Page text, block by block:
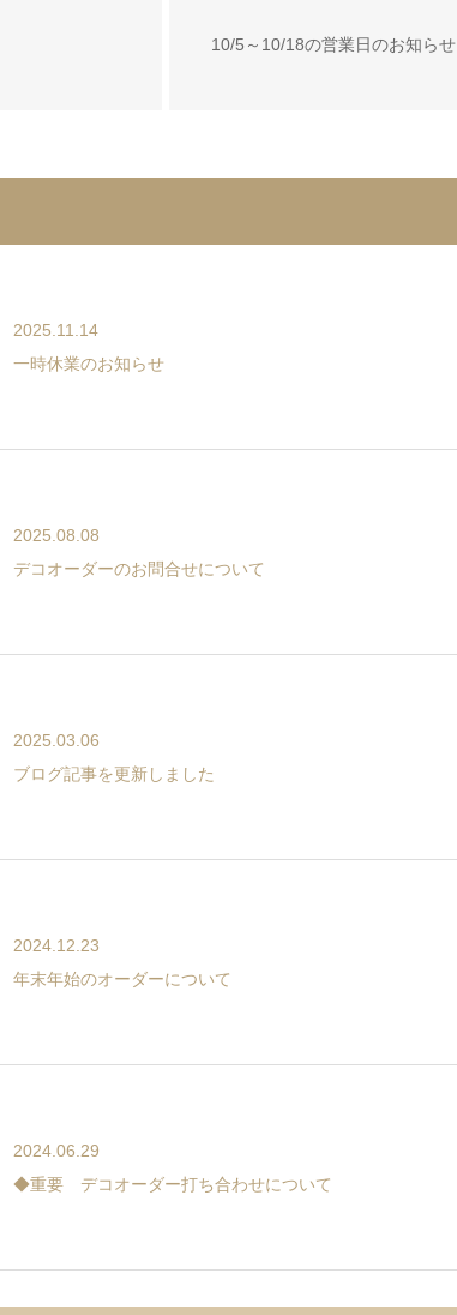
10/5～10/18の営業日のお知らせ
2025.11.14
一時休業のお知らせ
2025.08.08
デコオーダーのお問合せについて
2025.03.06
ブログ記事を更新しました
2024.12.23
年末年始のオーダーについて
2024.06.29
◆重要 デコオーダー打ち合わせについて